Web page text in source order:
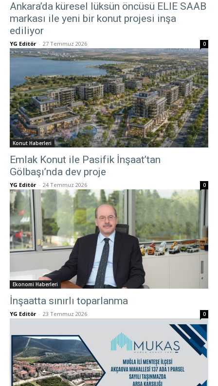
Ankara’da küresel lüksün öncüsü ELIE SAAB
markası ile yeni bir konut projesi inşa
ediliyor
YG Editör - 27 Temmuz 2026 0
Konut Haberleri
Emlak Konut ile Pasifik İnşaat’tan
Gölbaşı’nda dev proje
YG Editör - 24 Temmuz 2026 0
Ekonomi Haberleri
İnşaatta sınırlı toparlanma
YG Editör - 23 Temmuz 2026 0